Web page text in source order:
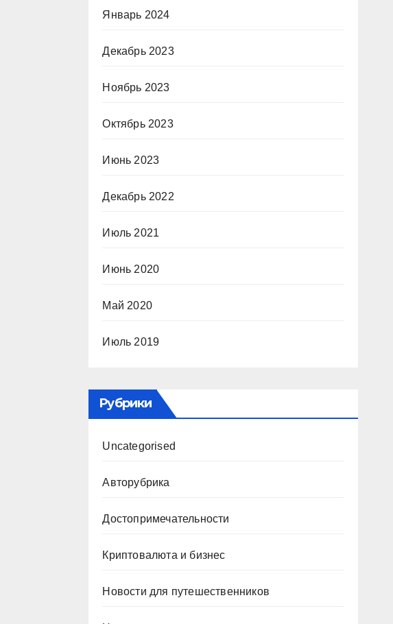
Январь 2024
Декабрь 2023
Ноябрь 2023
Октябрь 2023
Июнь 2023
Декабрь 2022
Июль 2021
Июнь 2020
Май 2020
Июль 2019
Рубрики
Uncategorised
Авторубрика
Достопримечательности
Криптовалюта и бизнес
Новости для путешественников